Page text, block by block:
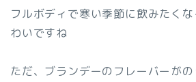
フルボディで寒い季節に飲みたく
わいですね
ただ、ブランデーのフレーバーが